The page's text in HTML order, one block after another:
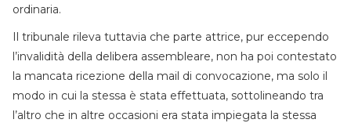
ordinaria.
Il tribunale rileva tuttavia che parte attrice, pur eccependo
l’invalidità della delibera assembleare, non ha poi contestato
la mancata ricezione della mail di convocazione, ma solo il
modo in cui la stessa è stata effettuata, sottolineando tra
l’altro che in altre occasioni era stata impiegata la stessa